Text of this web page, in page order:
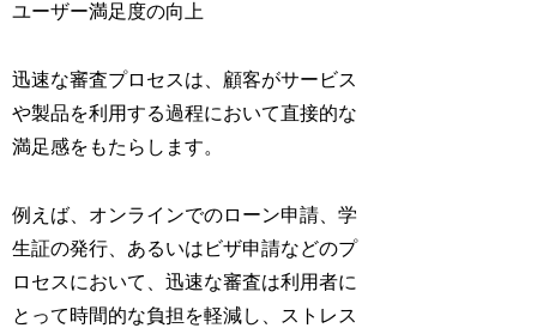
ユーザー満足度の向上
迅速な審査プロセスは、顧客がサービス
や製品を利用する過程において直接的な
満足感をもたらします。
例えば、オンラインでのローン申請、学
生証の発行、あるいはビザ申請などのプ
ロセスにおいて、迅速な審査は利用者に
とって時間的な負担を軽減し、ストレス